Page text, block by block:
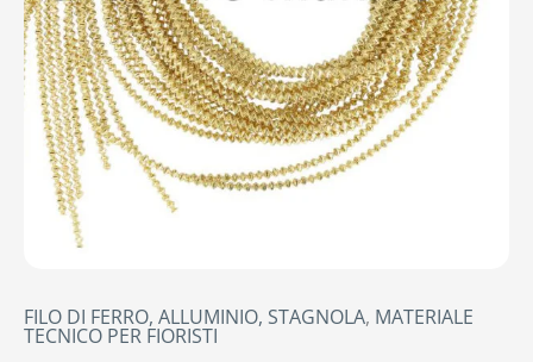
FILO DI FERRO, ALLUMINIO, STAGNOLA, MATERIALE
TECNICO PER FIORISTI